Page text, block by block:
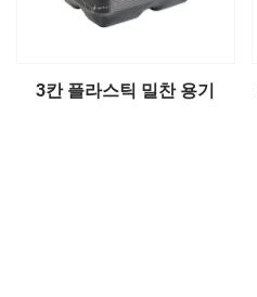
3칸 플라스틱 밀찬 용기